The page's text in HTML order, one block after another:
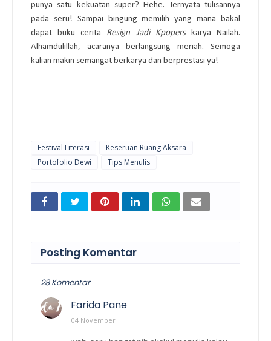
punya satu kekuatan super? Hehe. Ternyata tulisannya
pada seru! Sampai bingung memilih yang mana bakal
dapat buku cerita Resign Jadi Kpopers karya Nailah.
Alhamdulillah, acaranya berlangsung meriah. Semoga
kalian makin semangat berkarya dan berprestasi ya!
Festival Literasi
Keseruan Ruang Aksara
Portofolio Dewi
Tips Menulis
Posting Komentar
28 Komentar
Farida Pane
04 November